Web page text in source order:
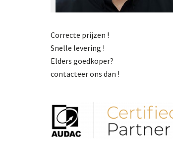
Correcte prijzen !
Snelle levering !
Elders goedkoper?
contacteer ons dan !